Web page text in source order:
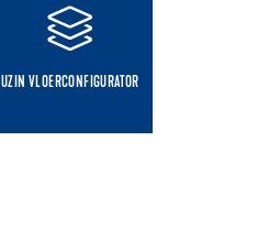
UZIN VLOERCONFIGURATOR